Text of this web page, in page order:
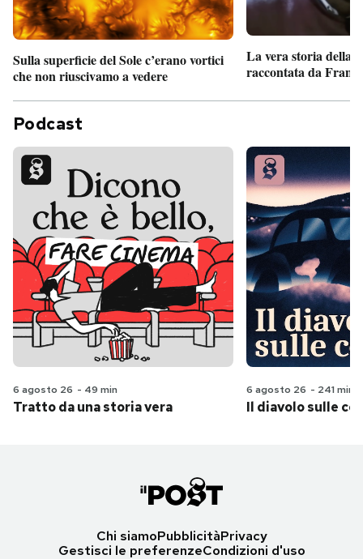
Sulla superficie del Sole c’erano vortici
che non riuscivamo a vedere
La vera storia della
raccontata da
Podcast
6 agosto 26 - 49 min
Tratto da una storia vera
6 agosto 26 - 241 min
Il diavolo sulle
Chi siamoPubblicitàPrivacy
Gestisci le preferenzeCondizioni d'uso